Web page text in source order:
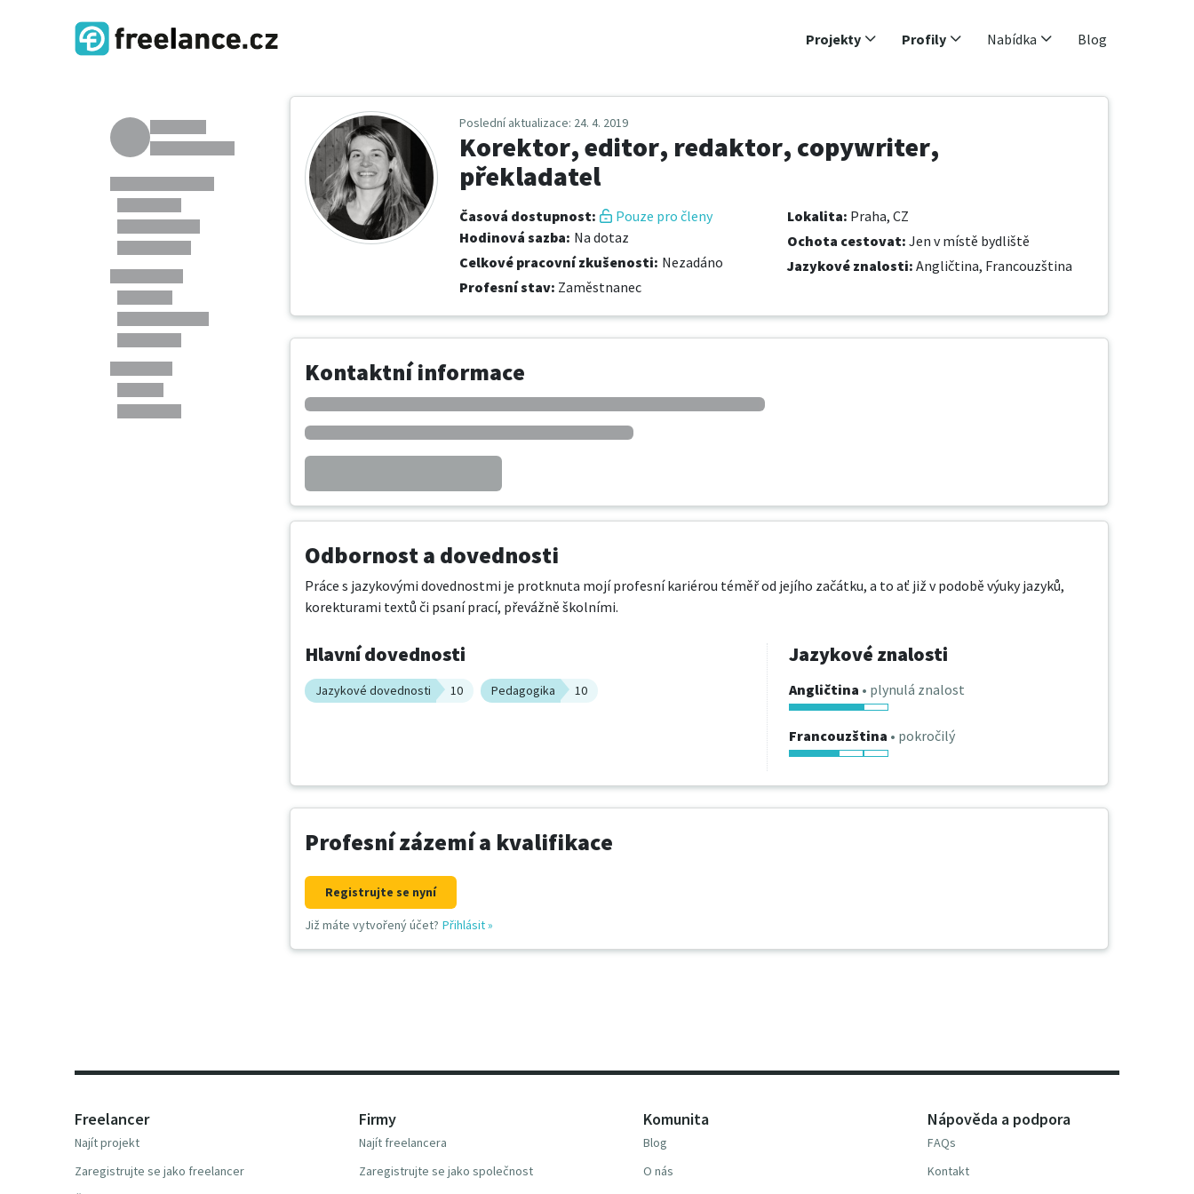
Projekty Profily Nabídka Blog
Poslední aktualizace: 24. 4. 2019
Korektor, editor, redaktor, copywriter,
překladatel
Časová dostupnost:
Pouze pro členy
Hodinová sazba: Na dotaz
Celkové pracovní zkušenosti: Nezadáno
Profesní stav: Zaměstnanec
Lokalita: Praha, CZ
Ochota cestovat: Jen v místě bydliště
Jazykové znalosti: Angličtina, Francouzština
Kontaktní informace
Odbornost a dovednosti
Práce s jazykovými dovednostmi je protknuta mojí profesní kariérou téměř od jejího začátku, a to ať již v podobě výuky jazyků,
korekturami textů či psaní prací, převážně školními.
Hlavní dovednosti
Jazykové dovednosti 10 Pedagogika 10
Jazykové znalosti
Angličtina • plynulá znalost
Francouzština • pokročilý
Profesní zázemí a kvalifikace
Registrujte se nyní
Již máte vytvořený účet? Přihlásit»
Freelancer
Najít projekt
Zaregistrujte se jako freelancer
Firmy
Najít freelancera
Zaregistrujte se jako společnost
Komunita
Blog
O nás
Nápověda a podpora
FAQs
Kontakt